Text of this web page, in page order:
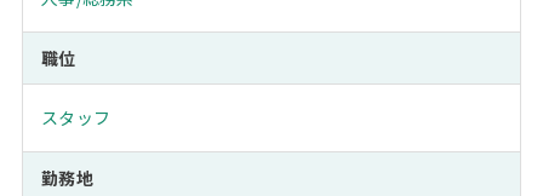
職位
スタッフ
勤務地